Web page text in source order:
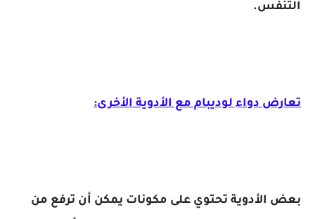
التنفس.
تعارض دواء لوديبام مع الأدوية الأخرى:
بعض الأدوية تحتوي على مكونات يمكن أن ترفع من